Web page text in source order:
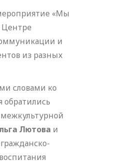
«Мы
Центре
и
из разных
словами ко
обратились
Лютова и